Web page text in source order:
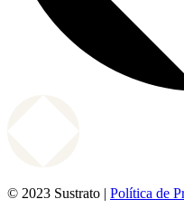
© 2023 Sustrato | Política de